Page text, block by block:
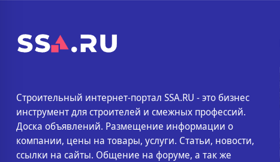
Строительный интернет-портал SSA.RU - это бизнес
инструмент для строителей и смежных профессий.
Доска объявлений. Размещение информации о
компании, цены на товары, услуги. Статьи, новости,
ссылки на сайты. Общение на форуме, а так же